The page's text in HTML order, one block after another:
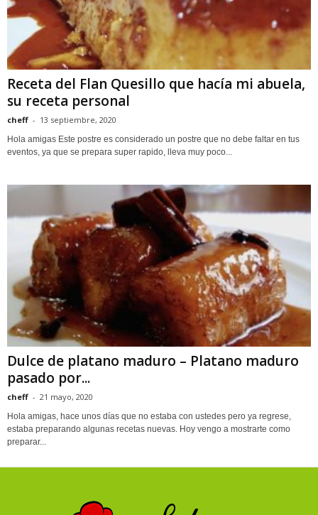
Receta del Flan Quesillo que hacía mi abuela,
su receta personal
cheff - 13 septiembre, 2020
Hola amigas Este postre es considerado un postre que no debe faltar en tus
eventos, ya que se prepara super rapido, lleva muy poco...
Dulce de platano maduro – Platano maduro
pasado por...
cheff - 21 mayo, 2020
Hola amigas, hace unos días que no estaba con ustedes pero ya regrese,
estaba preparando algunas recetas nuevas. Hoy vengo a mostrarte como
preparar...